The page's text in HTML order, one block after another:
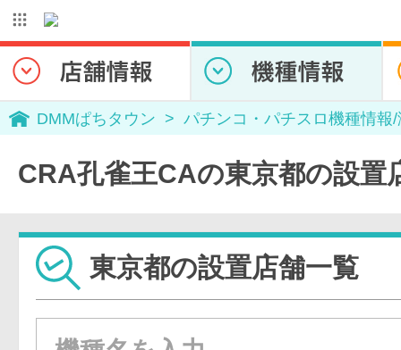
DMMぱちタウン パチンコ・パチスロ機種情報
CRA孔雀王CAの東京都の設置
東京都の設置店舗一覧